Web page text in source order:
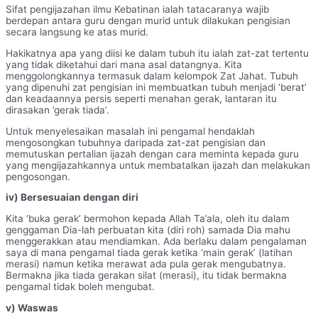
Sifat pengijazahan ilmu Kebatinan ialah tatacaranya wajib
berdepan antara guru dengan murid untuk dilakukan pengisian
secara langsung ke atas murid.
Hakikatnya apa yang diisi ke dalam tubuh itu ialah zat-zat tertentu
yang tidak diketahui dari mana asal datangnya. Kita
menggolongkannya termasuk dalam kelompok Zat Jahat. Tubuh
yang dipenuhi zat pengisian ini membuatkan tubuh menjadi ‘berat’
dan keadaannya persis seperti menahan gerak, lantaran itu
dirasakan ’gerak tiada’.
Untuk menyelesaikan masalah ini pengamal hendaklah
mengosongkan tubuhnya daripada zat-zat pengisian dan
memutuskan pertalian ijazah dengan cara meminta kepada guru
yang mengijazahkannya untuk membatalkan ijazah dan melakukan
pengosongan.
iv) Bersesuaian dengan diri
Kita ‘buka gerak’ bermohon kepada Allah Ta’ala, oleh itu dalam
genggaman Dia-lah perbuatan kita (diri roh) samada Dia mahu
menggerakkan atau mendiamkan. Ada berlaku dalam pengalaman
saya di mana pengamal tiada gerak ketika ‘main gerak’ (latihan
merasi) namun ketika merawat ada pula gerak mengubatnya.
Bermakna jika tiada gerakan silat (merasi), itu tidak bermakna
pengamal tidak boleh mengubat.
v) Waswas